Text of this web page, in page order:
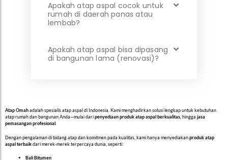
Apakah atap aspal cocok untuk
rumah di daerah panas atau
lembab?
Apakah atap aspal bisa dipasang
di bangunan lama (renovasi)?
Atap Omahadalah spesialis atap aspal di Indonesia. Kami menghadirkan solusi lengkap untuk kebutuhan
atap rumah dan bangunan Anda—mulai daripenyediaan produk atap aspal berkualitas, hingga jasa
pemasangan profesional.
Dengan pengalaman di bidang atap dan komitmen pada kualitas, kami hanya menyediakanproduk atap
aspal terbaikdari merek-merek terpercaya dunia, seperti:
Bali Bitumen